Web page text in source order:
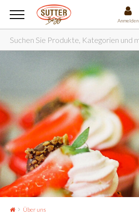
Anmelden
Über uns